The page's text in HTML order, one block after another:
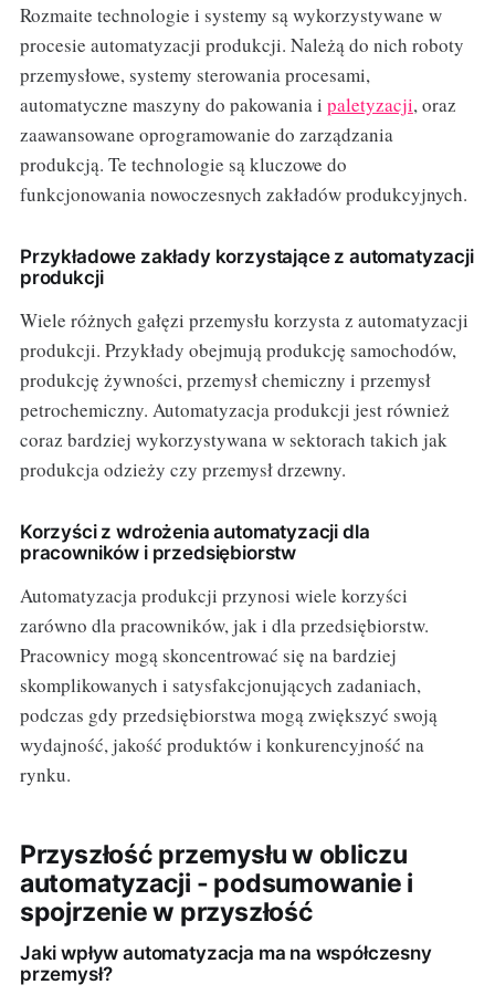
Rozmaite technologie i systemy są wykorzystywane w
procesie automatyzacji produkcji. Należą do nich roboty
przemysłowe, systemy sterowania procesami,
automatyczne maszyny do pakowania i paletyzacji, oraz
zaawansowane oprogramowanie do zarządzania
produkcją. Te technologie są kluczowe do
funkcjonowania nowoczesnych zakładów produkcyjnych.
Przykładowe zakłady korzystające z automatyzacji
produkcji
Wiele różnych gałęzi przemysłu korzysta z automatyzacji
produkcji. Przykłady obejmują produkcję samochodów,
produkcję żywności, przemysł chemiczny i przemysł
petrochemiczny. Automatyzacja produkcji jest również
coraz bardziej wykorzystywana w sektorach takich jak
produkcja odzieży czy przemysł drzewny.
Korzyści z wdrożenia automatyzacji dla
pracowników i przedsiębiorstw
Automatyzacja produkcji przynosi wiele korzyści
zarówno dla pracowników, jak i dla przedsiębiorstw.
Pracownicy mogą skoncentrować się na bardziej
skomplikowanych i satysfakcjonujących zadaniach,
podczas gdy przedsiębiorstwa mogą zwiększyć swoją
wydajność, jakość produktów i konkurencyjność na
rynku.
Przyszłość przemysłu w obliczu
automatyzacji - podsumowanie i
spojrzenie w przyszłość
Jaki wpływ automatyzacja ma na współczesny
przemysł?